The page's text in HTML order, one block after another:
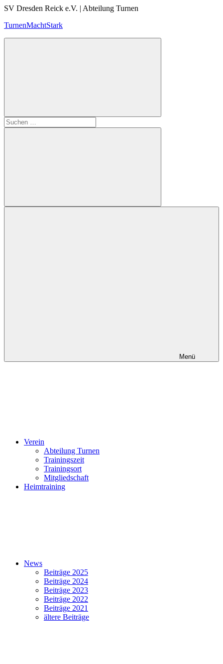
Zum
springen
SV Dresden Reick e.V. | Abteilung Turnen
TurnenMachtStark
Suchen
nach:
Suchen
Menü
Verein
Abteilung Turnen
Trainingszeit
Trainingsort
Mitgliedschaft
Heimtraining
News
Beiträge 2025
Beiträge 2024
Beiträge 2023
Beiträge 2022
Beiträge 2021
ältere Beiträge